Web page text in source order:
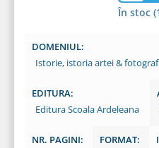
În stoc
DOMENIUL:
Istorie, istoria artei &
EDITURA:
Editura Scoala Ardeleana
NR. PAGINI:
FORMAT: